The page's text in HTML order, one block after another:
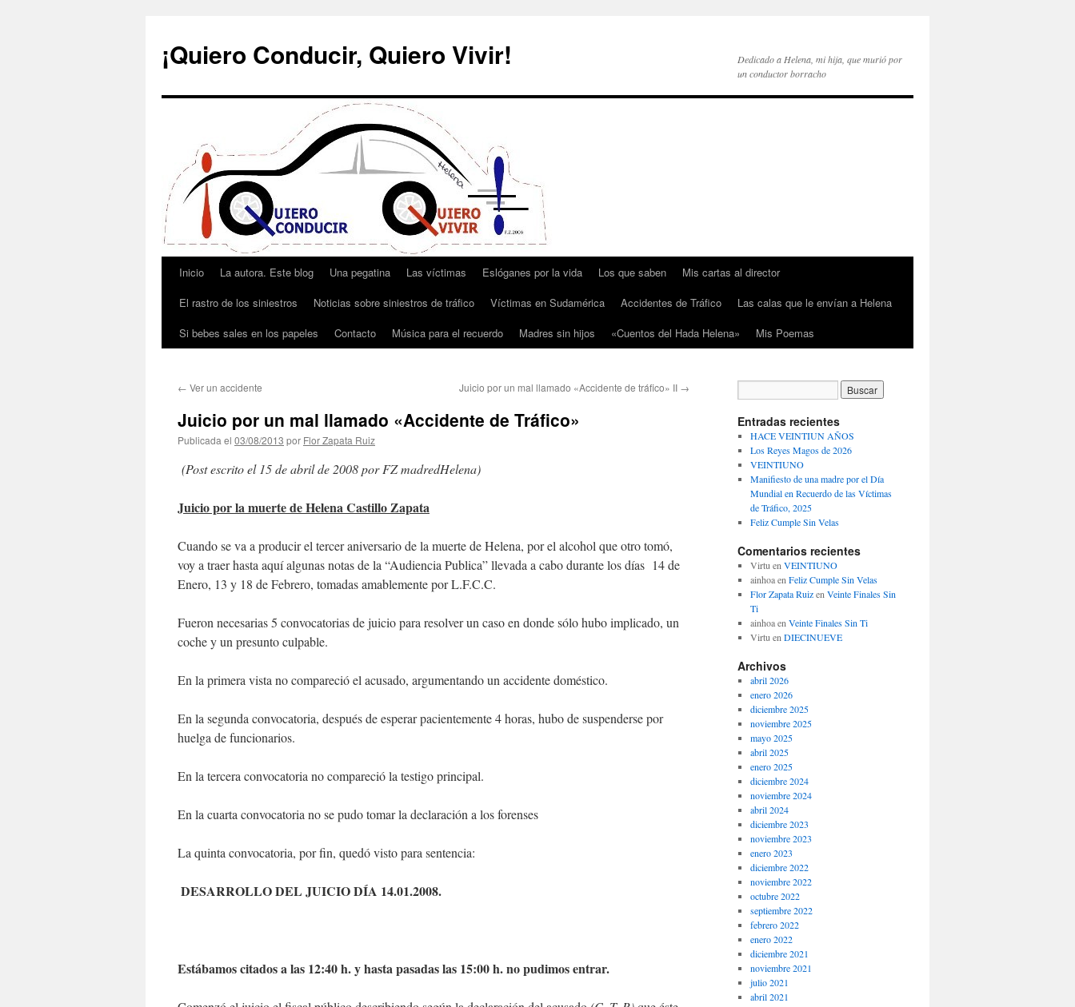
¡Quiero Conducir, Quiero Vivir!
Dedicado a Helena, mi hija, que murió por
un conductor borracho
Saltar
contenido
Inicio La autora. Este blog Una pegatina Las víctimas Eslóganes por la vida Los que saben
Mis cartas al director
El rastro de los siniestros
Noticias sobre siniestros de tráfico Víctimas en Sudamérica Accidentes de Tráfico
Las calas que le envían a Helena
Si bebes sales en los papeles
Contacto Música para el recuerdo Madres sin hijos «Cuentos del Hada Helena» Mis Poemas
← Ver un accidente Juicio por un mal llamado «Accidente de tráfico» II →
Juicio por un mal llamado «Accidente de Tráfico»
Publicada el 03/08/2013 por Flor Zapata Ruiz
(Post escrito el 15 de abril de 2008 por FZ madredHelena)
Juicio por la muerte de Helena Castillo Zapata
Cuando se va a producir el tercer aniversario de la muerte de Helena, por el alcohol que otro tomó,
voy a traer hasta aquí algunas notas de la “Audiencia Publica” llevada a cabo durante los días 14 de
Enero, 13 y 18 de Febrero, tomadas amablemente por L.F.C.C.
Fueron necesarias 5 convocatorias de juicio para resolver un caso en donde sólo hubo implicado, un
coche y un presunto culpable.
En la primera vista no compareció el acusado, argumentando un accidente doméstico.
En la segunda convocatoria, después de esperar pacientemente 4 horas, hubo de suspenderse por
huelga de funcionarios.
En la tercera convocatoria no compareció la testigo principal.
En la cuarta convocatoria no se pudo tomar la declaración a los forenses
La quinta convocatoria, por fin, quedó visto para sentencia:
DESARROLLO DEL JUICIO DÍA 14.01.2008.
Estábamos citados a las 12:40 h. y hasta pasadas las 15:00 h. no pudimos entrar.
Entradas recientes
HACE VEINTIUN AÑOS
Los Reyes Magos de 2026
VEINTIUNO
Manifiesto de una madre por el Día
Mundial en Recuerdo de las Víctimas
de Tráfico, 2025
Feliz Cumple Sin Velas
Comentarios recientes
Virtu en VEINTIUNO
ainhoaen Feliz Cumple Sin Velas
Flor Zapata Ruizen Veinte Finales Sin
Ti
ainhoaen Veinte Finales Sin Ti
Virtu en DIECINUEVE
Archivos
abril 2026
enero 2026
diciembre 2025
noviembre 2025
mayo 2025
abril 2025
enero 2025
diciembre 2024
noviembre 2024
abril 2024
diciembre 2023
noviembre 2023
enero 2023
diciembre 2022
noviembre 2022
octubre 2022
septiembre 2022
febrero 2022
enero 2022
diciembre 2021
noviembre 2021
julio 2021
abril 2021